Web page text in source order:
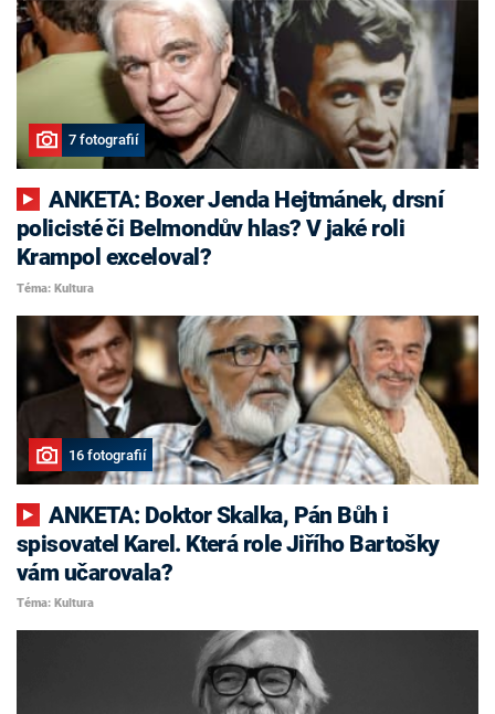
7 fotografií
ANKETA: Boxer Jenda Hejtmánek, drsní
policisté či Belmondův hlas? V jaké roli
Krampol exceloval?
Téma: Kultura
16 fotografií
ANKETA: Doktor Skalka, Pán Bůh i
spisovatel Karel. Která role Jiřího Bartošky
vám učarovala?
Téma: Kultura